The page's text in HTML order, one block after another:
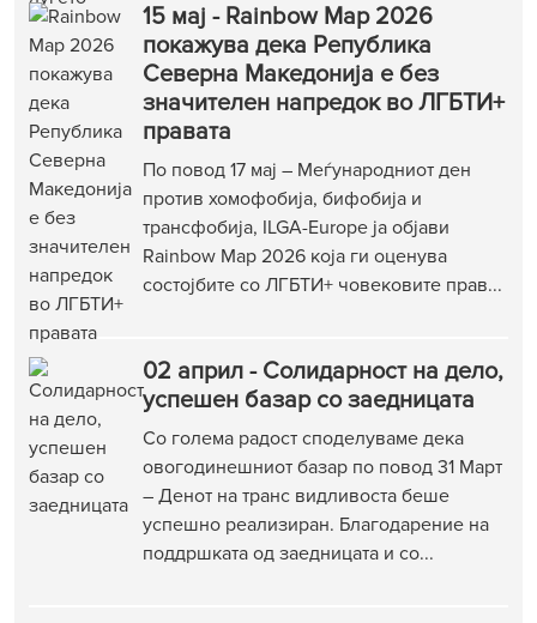
15 мај - Rainbow Map 2026
покажува дека Република
Северна Македонија е без
значителен напредок во ЛГБТИ+
правата
По повод 17 мај – Меѓународниот ден
против хомофобија, бифобија и
трансфобија, ILGA-Europe ја објави
Rainbow Map 2026 која ги оценува
состојбите со ЛГБТИ+ човековите прав...
02 април - Солидарност на дело,
успешен базар со заедницата
Со голема радост споделуваме дека
овогодинешниот базар по повод 31 Март
– Денот на транс видливоста беше
успешно реализиран. Благодарение на
поддршката од заедницата и со...